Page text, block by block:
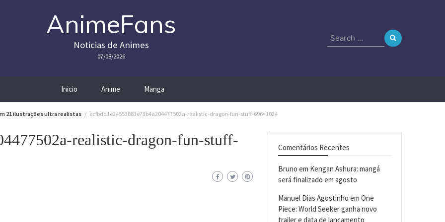
AnimeFans
Noticias de Animes
07/08/2026
Search
for:
Inicio Anime Manga
21 ilustrações ultra realistas ecfbdd1e24553883e73b4a204477502a-realistic-dragon-fun-stuff-696×1024
realistic-dragon-fun-stuff-
Comentários Recentes
Bruno em Kengan Ashura: mangá
será finalizado em agosto
Manuel Dias Agostinho em One
Piece: World Seeker ganha novo
trailer e data de lançamento